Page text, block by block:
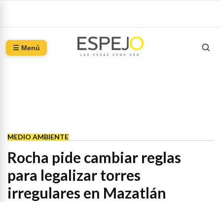
☰ Menú
MEDIO AMBIENTE
Rocha pide cambiar reglas
para legalizar torres
irregulares en Mazatlán